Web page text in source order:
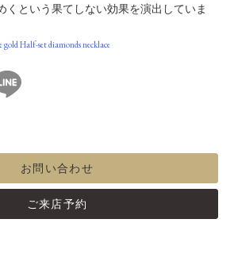
くという果てしない効果を演出していま
Half-set diamonds necklace
お問い合わせ
ご来店予約